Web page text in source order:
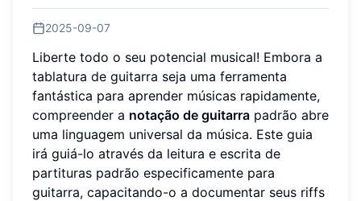
2025-09-07
Liberte todo o seu potencial musical! Embora a
tablatura de guitarra seja uma ferramenta
fantástica para aprender músicas rapidamente,
compreender a notação de guitarra padrão abre
uma linguagem universal da música. Este guia
irá guiá-lo através da leitura e escrita de
partituras padrão especificamente para
guitarra, capacitando-o a documentar seus riffs